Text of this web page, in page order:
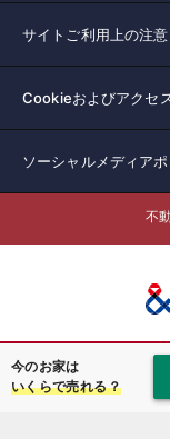
今のお家は
いくらで売れる？
サイトご利用上の注意
Cookieおよびアクセ
ソーシャルメディア
不